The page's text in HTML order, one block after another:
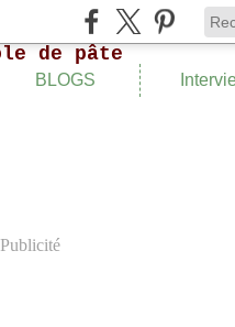
BLOGS
Publicité